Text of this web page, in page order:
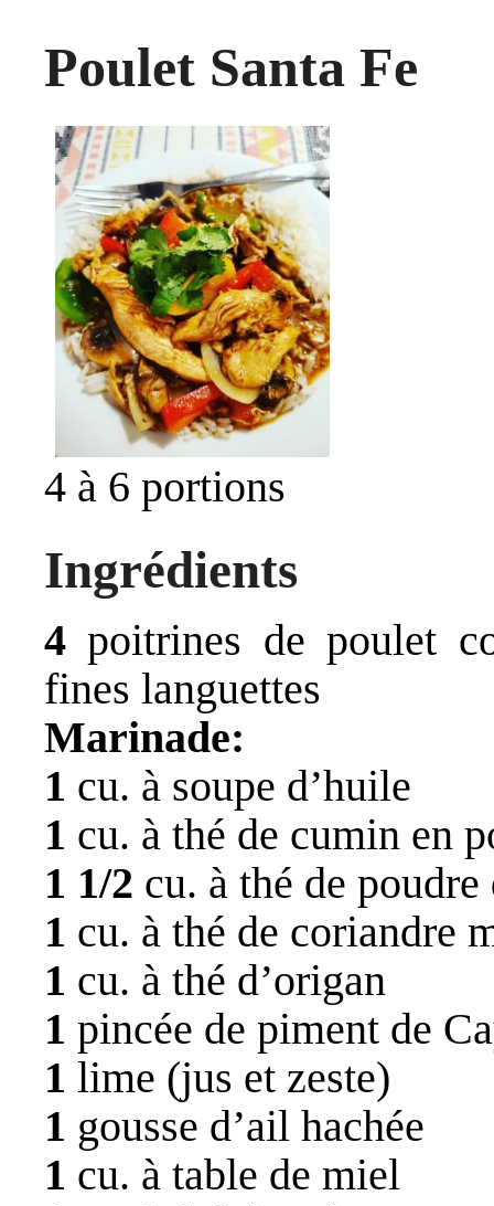
Poulet Santa Fe
4 à 6 portions
Ingrédients
4 poitrines de poulet
fines languettes
Marinade:
1 cu. à soupe d’huile
1 cu. à thé de cumin en
1 1/2 cu. à thé de
1 cu. à thé de coriandre
1 cu. à thé d’origan
1 pincée de piment de
1 lime (jus et zeste)
1 gousse d’ail hachée
1 cu. à table de miel